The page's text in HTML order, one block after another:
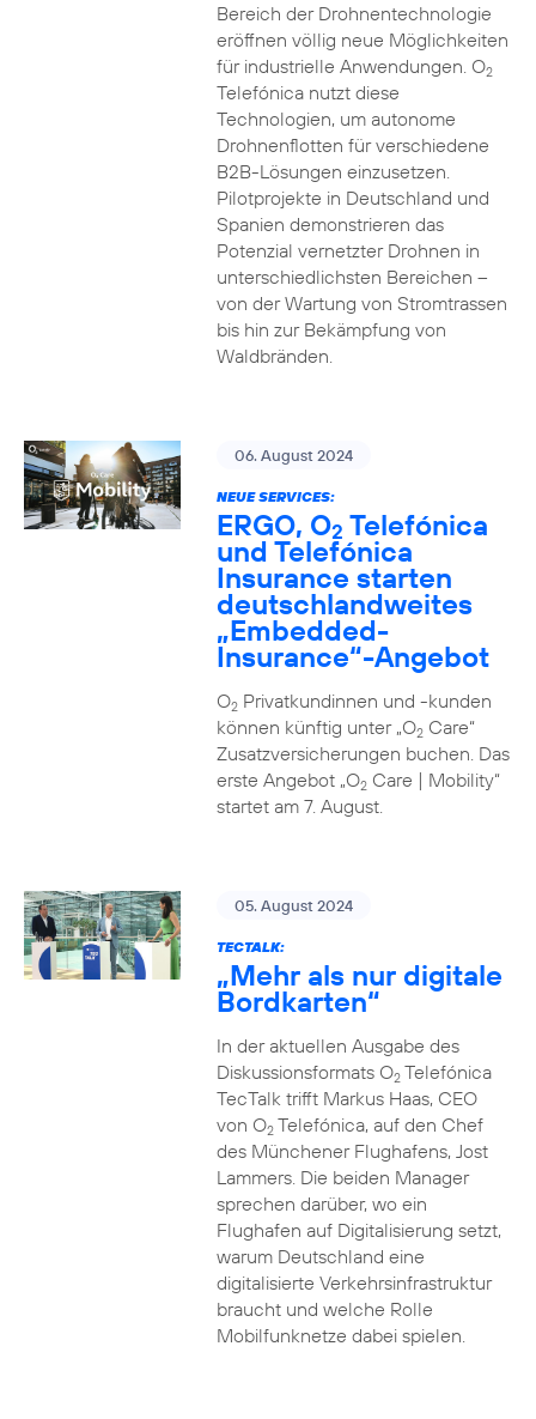
Bereich der Drohnentechnologie
eröffnen völlig neue Möglichkeiten
für industrielle Anwendungen. O2
Telefónica nutzt diese
Technologien, um autonome
Drohnenflotten für verschiedene
B2B-Lösungen einzusetzen.
Pilotprojekte in Deutschland und
Spanien demonstrieren das
Potenzial vernetzter Drohnen in
unterschiedlichsten Bereichen –
von der Wartung von Stromtrassen
bis hin zur Bekämpfung von
Waldbränden.
06. August 2024
NEUE SERVICES:
ERGO, O2 Telefónica
und Telefónica
Insurance starten
deutschlandweites
„Embedded-
Insurance“-Angebot
O2Privatkundinnen und -kunden
können künftig unter „O2Care“
Zusatzversicherungen buchen. Das
erste Angebot „O2Care | Mobility“
startet am 7. August.
05. August 2024
TECTALK:
„Mehr als nur digitale
Bordkarten“
In der aktuellen Ausgabe des
Diskussionsformats O2Telefónica
TecTalk trifft Markus Haas, CEO
von O2Telefónica, auf den Chef
des Münchener Flughafens, Jost
Lammers. Die beiden Manager
sprechen darüber, wo ein
Flughafen auf Digitalisierung setzt,
warum Deutschland eine
digitalisierte Verkehrsinfrastruktur
braucht und welche Rolle
Mobilfunknetze dabei spielen.